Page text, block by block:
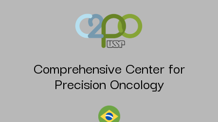
Comprehensive Center for
Precision Oncology